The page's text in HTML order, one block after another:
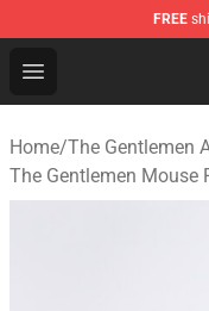
FREE
Open menu
The Gentlemen
Home/The Gentlemen
The Gentlemen Mouse